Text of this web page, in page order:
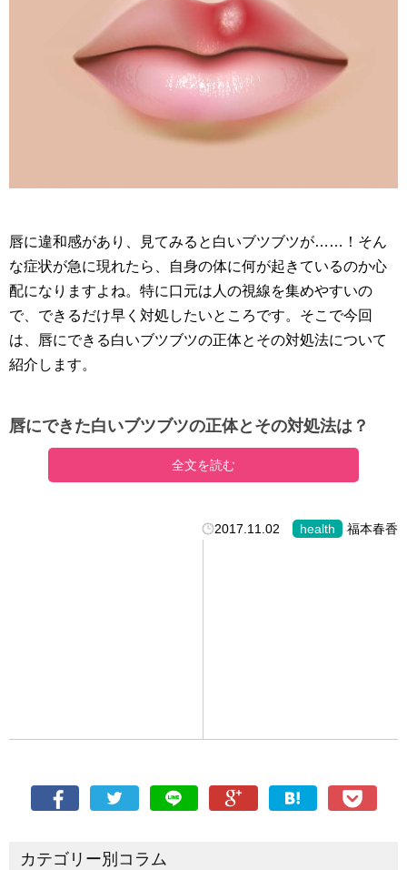
唇に違和感があり、見てみると白いブツブツが……！そん
な症状が急に現れたら、自身の体に何が起きているのか心
配になりますよね。特に口元は人の視線を集めやすいの
で、できるだけ早く対処したいところです。そこで今回
は、唇にできる白いブツブツの正体とその対処法について
紹介します。
唇にできた白いブツブツの正体とその対処法は？
全文を読む
2017.11.02 health 福本春香
カテゴリー別コラム